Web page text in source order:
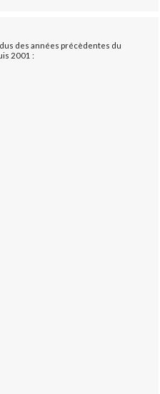
des années précèdentes du
2001 :